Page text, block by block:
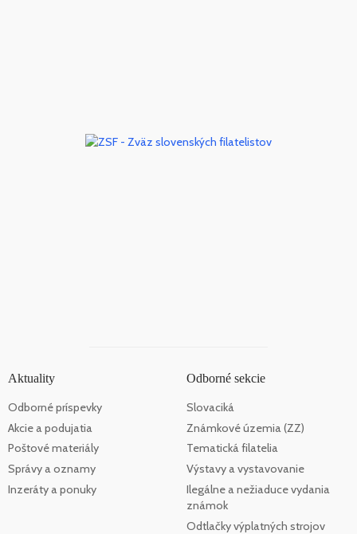
Aktuality
Odborné príspevky
Akcie a podujatia
Poštové materiály
Správy a oznamy
Inzeráty a ponuky
Odborné sekcie
Slovaciká
Známkové územia (ZZ)
Tematická filatelia
Výstavy a vystavovanie
Ilegálne a nežiaduce vydania
známok
Odtlačky výplatných strojov